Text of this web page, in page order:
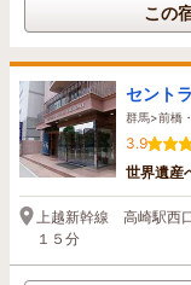
この
セント
群馬>前橋
3.9
世界遺産
上越新幹線 高崎駅西
１５分